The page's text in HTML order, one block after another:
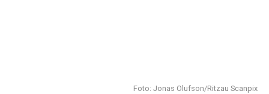
Foto: Jonas Olufson/Ritzau Scanpix